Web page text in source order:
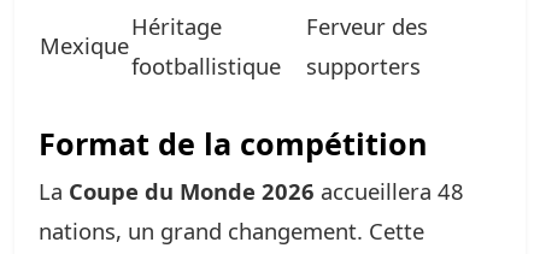
Mexique
Héritage
footballistique
Ferveur des
supporters
Format de la compétition
La Coupe du Monde 2026 accueillera 48
nations, un grand changement. Cette